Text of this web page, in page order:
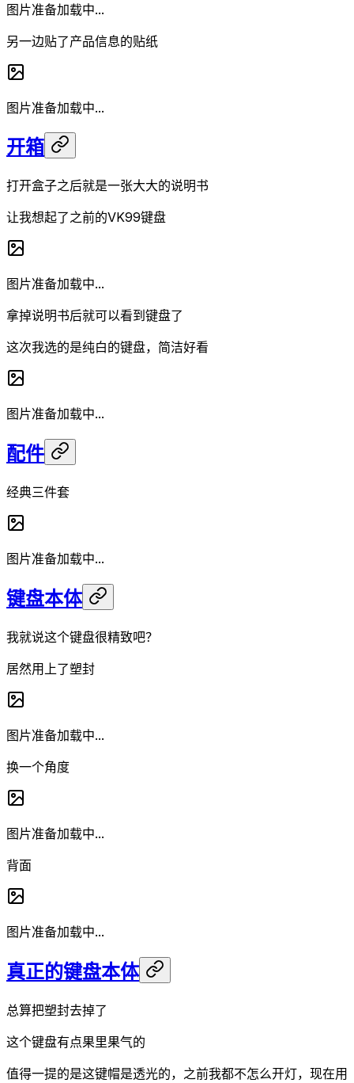
图片准备加载中...
另一边贴了产品信息的贴纸
图片准备加载中...
开箱
打开盒子之后就是一张大大的说明书
让我想起了之前的VK99键盘
图片准备加载中...
拿掉说明书后就可以看到键盘了
这次我选的是纯白的键盘，简洁好看
图片准备加载中...
配件
经典三件套
图片准备加载中...
键盘本体
我就说这个键盘很精致吧？
居然用上了塑封
图片准备加载中...
换一个角度
图片准备加载中...
背面
图片准备加载中...
真正的键盘本体
总算把塑封去掉了
这个键盘有点果里果气的
值得一提的是这键帽是透光的，之前我都不怎么开灯，现在用